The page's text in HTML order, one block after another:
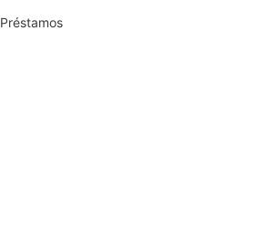
Préstamos